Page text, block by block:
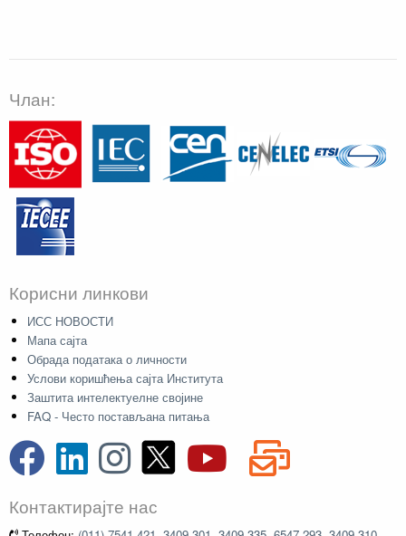
Члан:
Корисни линкови
ИСС НОВОСТИ
Мапа сајта
Обрада података о личности
Услови коришћења сајта Института
Заштита интелектуелне својине
FAQ - Често постављана питања
Контактирајте нас